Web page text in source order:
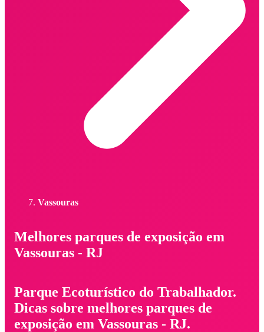
Vassouras
Melhores parques de exposição em
Vassouras - RJ
Parque Ecoturístico do Trabalhador.
Dicas sobre melhores parques de
exposição em Vassouras - RJ.